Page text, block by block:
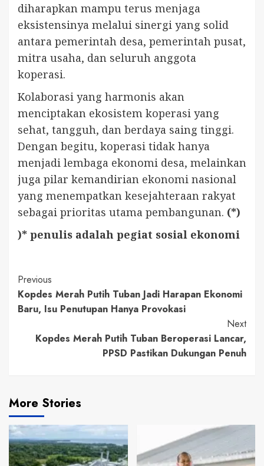
diharapkan mampu terus menjaga
eksistensinya melalui sinergi yang solid
antara pemerintah desa, pemerintah pusat,
mitra usaha, dan seluruh anggota
koperasi.
Kolaborasi yang harmonis akan
menciptakan ekosistem koperasi yang
sehat, tangguh, dan berdaya saing tinggi.
Dengan begitu, koperasi tidak hanya
menjadi lembaga ekonomi desa, melainkan
juga pilar kemandirian ekonomi nasional
yang menempatkan kesejahteraan rakyat
sebagai prioritas utama pembangunan. (*)
)* penulis adalah pegiat sosial ekonomi
Continue
Reading
Previous
Kopdes Merah Putih Tuban Jadi Harapan Ekonomi
Baru, Isu Penutupan Hanya Provokasi
Next
Kopdes Merah Putih Tuban Beroperasi Lancar,
PPSD Pastikan Dukungan Penuh
More Stories